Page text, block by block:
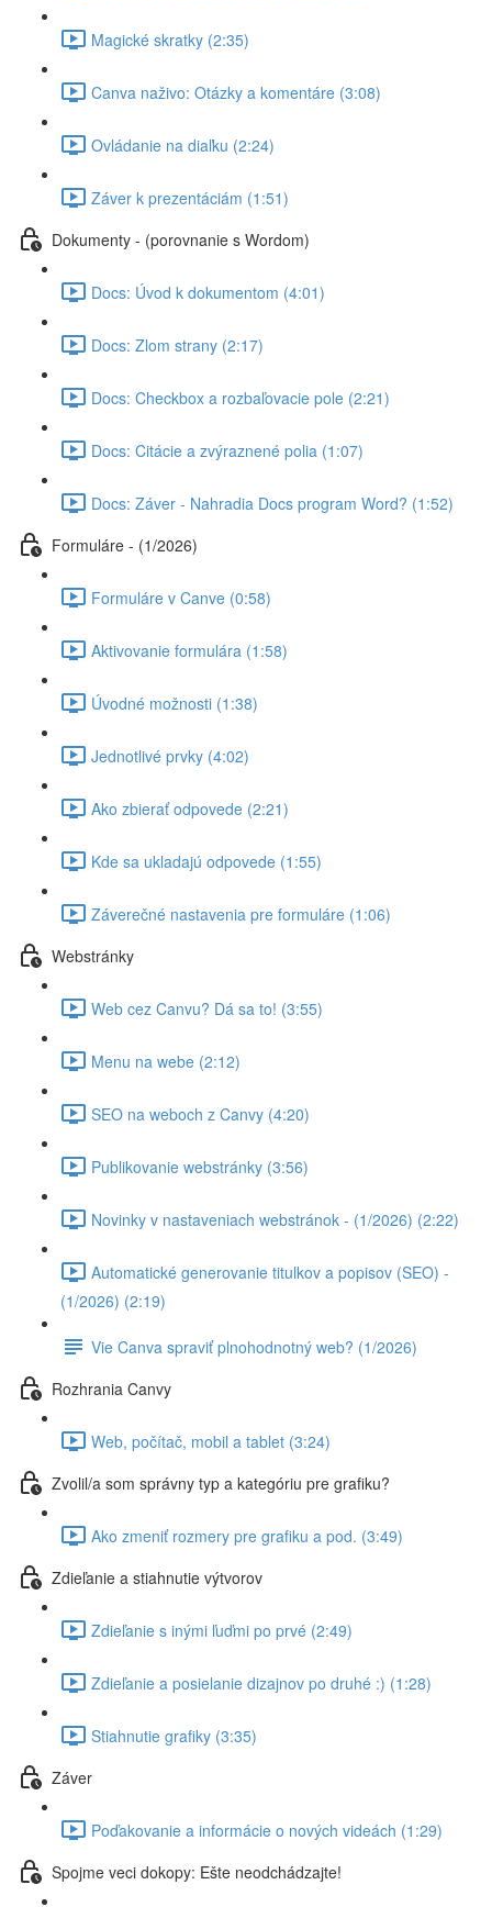
Magické skratky (2:35)
Canva naživo: Otázky a komentáre (3:08)
Ovládanie na diaľku (2:24)
Záver k prezentáciám (1:51)
Dokumenty - (porovnanie s Wordom)
Docs: Úvod k dokumentom (4:01)
Docs: Zlom strany (2:17)
Docs: Checkbox a rozbaľovacie pole (2:21)
Docs: Citácie a zvýraznené polia (1:07)
Docs: Záver - Nahradia Docs program Word? (1:52)
Formuláre - (1/2026)
Formuláre v Canve (0:58)
Aktivovanie formulára (1:58)
Úvodné možnosti (1:38)
Jednotlivé prvky (4:02)
Ako zbierať odpovede (2:21)
Kde sa ukladajú odpovede (1:55)
Záverečné nastavenia pre formuláre (1:06)
Webstránky
Web cez Canvu? Dá sa to! (3:55)
Menu na webe (2:12)
SEO na weboch z Canvy (4:20)
Publikovanie webstránky (3:56)
Novinky v nastaveniach webstránok - (1/2026) (2:22)
Automatické generovanie titulkov a popisov (SEO) -
(1/2026) (2:19)
Vie Canva spraviť plnohodnotný web? (1/2026)
Rozhrania Canvy
Web, počítač, mobil a tablet (3:24)
Zvolil/a som správny typ a kategóriu pre grafiku?
Ako zmeniť rozmery pre grafiku a pod. (3:49)
Zdieľanie a stiahnutie výtvorov
Zdieľanie s inými ľuďmi po prvé (2:49)
Zdieľanie a posielanie dizajnov po druhé :) (1:28)
Stiahnutie grafiky (3:35)
Záver
Poďakovanie a informácie o nových videách (1:29)
Spojme veci dokopy: Ešte neodchádzajte!